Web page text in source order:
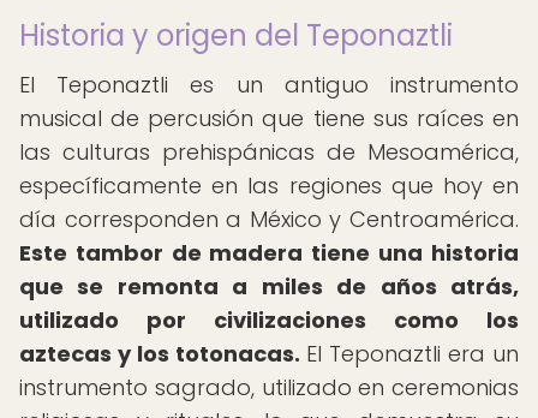
Historia y origen del Teponaztli
El Teponaztli es un antiguo instrumento
musical de percusión que tiene sus raíces en
las culturas prehispánicas de Mesoamérica,
específicamente en las regiones que hoy en
día corresponden a México y Centroamérica.
Este tambor de madera tiene una historia
que se remonta a miles de años atrás,
utilizado por civilizaciones como los
aztecas y los totonacas. El Teponaztli era un
instrumento sagrado, utilizado en ceremonias